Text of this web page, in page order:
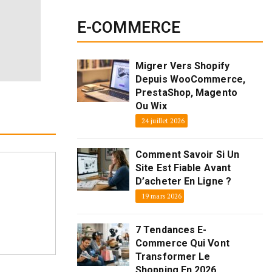
E-COMMERCE
Migrer Vers Shopify
Depuis WooCommerce,
PrestaShop, Magento
Ou Wix
24 juillet 2026
Comment Savoir Si Un
Site Est Fiable Avant
D’acheter En Ligne ?
19 mars 2026
7 Tendances E-
Commerce Qui Vont
Transformer Le